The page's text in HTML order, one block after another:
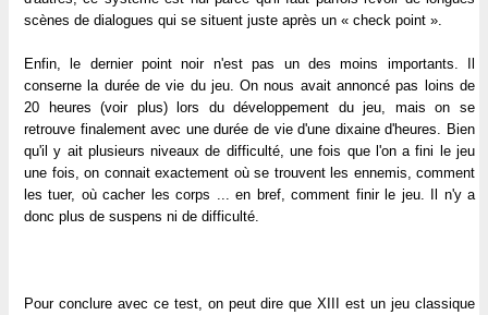
scènes de dialogues qui se situent juste après un « check point ».
Enfin, le dernier point noir n'est pas un des moins importants. Il
conserne la durée de vie du jeu. On nous avait annoncé pas loins de
20 heures (voir plus) lors du développement du jeu, mais on se
retrouve finalement avec une durée de vie d'une dixaine d'heures. Bien
qu'il y ait plusieurs niveaux de difficulté, une fois que l'on a fini le jeu
une fois, on connait exactement où se trouvent les ennemis, comment
les tuer, où cacher les corps ... en bref, comment finir le jeu. Il n'y a
donc plus de suspens ni de difficulté.
Pour conclure avec ce test, on peut dire que XIII est un jeu classique